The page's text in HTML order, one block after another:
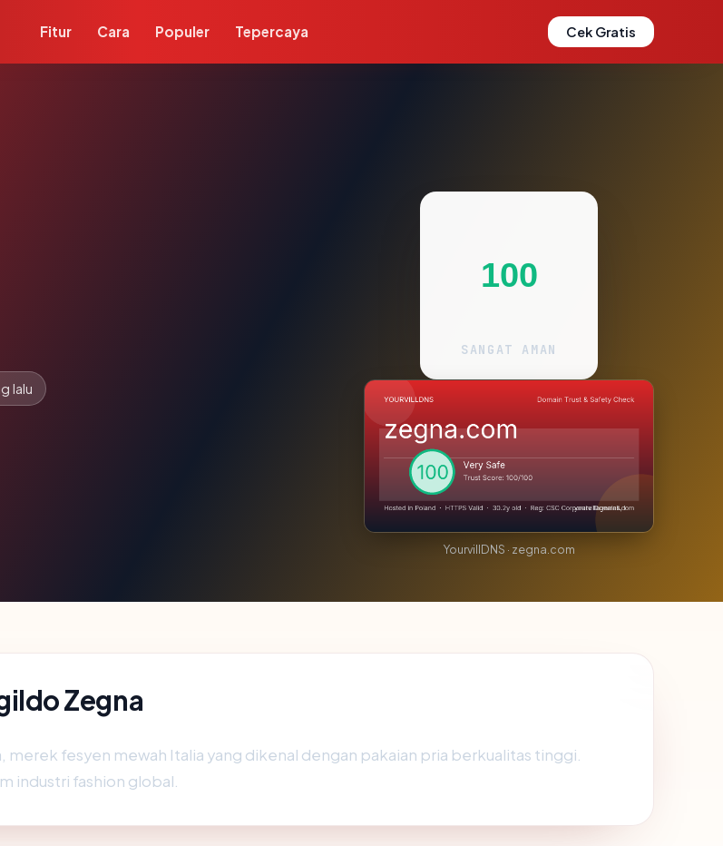
Fitur Cara Populer Tepercaya Cek Gratis
lalu
100
SANGAT AMAN
YourvillDNS · zegna.com
Zegna
fesyen mewah Italia yang dikenal dengan pakaian pria berkualitas tinggi.
industri fashion global.